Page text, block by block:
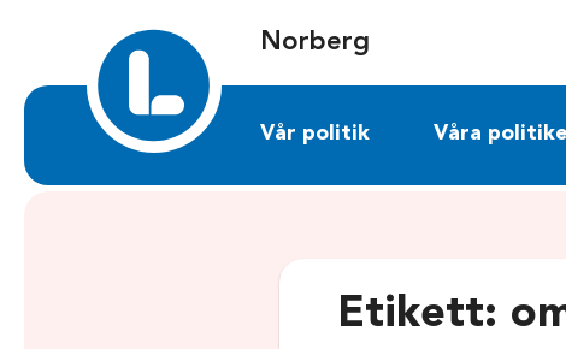
Norberg
Vår politik Våra
Etikett: